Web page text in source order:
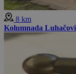
8 km
Kolumnada